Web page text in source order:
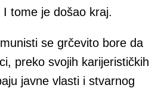
tome je došao kraj.
se grčevito bore da
preko svojih karijerističkih
javne vlasti i stvarnog